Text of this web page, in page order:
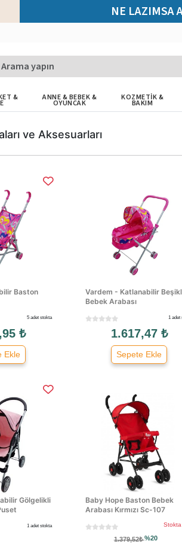
NE LAZIMSA
& ANNE & BEBEK &
OYUNCAK
KOZMETİK &
BAKIM
ve Aksesuarları
Baston
5 adet stokta
₺
Ekle
Vardem - Katlanabilir
Bebek Arabası
1 adet
1.617,47 ₺
Sepete Ekle
Gölgelikli
1 adet stokta
Baby Hope Baston Bebek
Arabası Kırmızı Sc-107
1.379,52₺%20